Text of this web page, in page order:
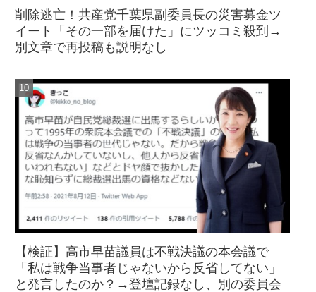
削除逃亡！共産党千葉県副委員長の災害募金ツ
イート「その一部を届けた」にツッコミ殺到→
別文章で再投稿も説明なし
【検証】高市早苗議員は不戦決議の本会議で
「私は戦争当事者じゃないから反省してない」
と発言したのか？→登壇記録なし、別の委員会